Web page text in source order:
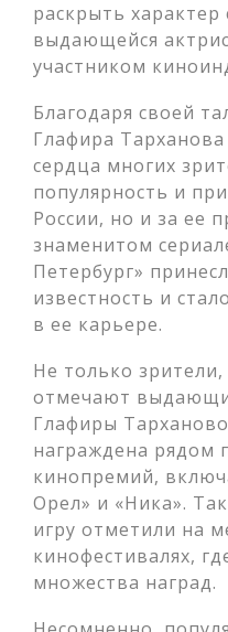
раскрыть
выдающейся
участником
Благодаря своей
Глафира
сердца многих
популярность и
России, но и за ее
знаменитом
Петербург»
известность и
в ее карьере.
Не только
отмечают
Глафиры
награждена рядом
кинопремий,
Орел» и «Ника».
игру отметили на
кинофестивалях,
множества наград.